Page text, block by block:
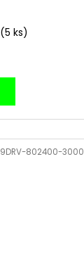
(5 ks)
9DRV-802400-3000